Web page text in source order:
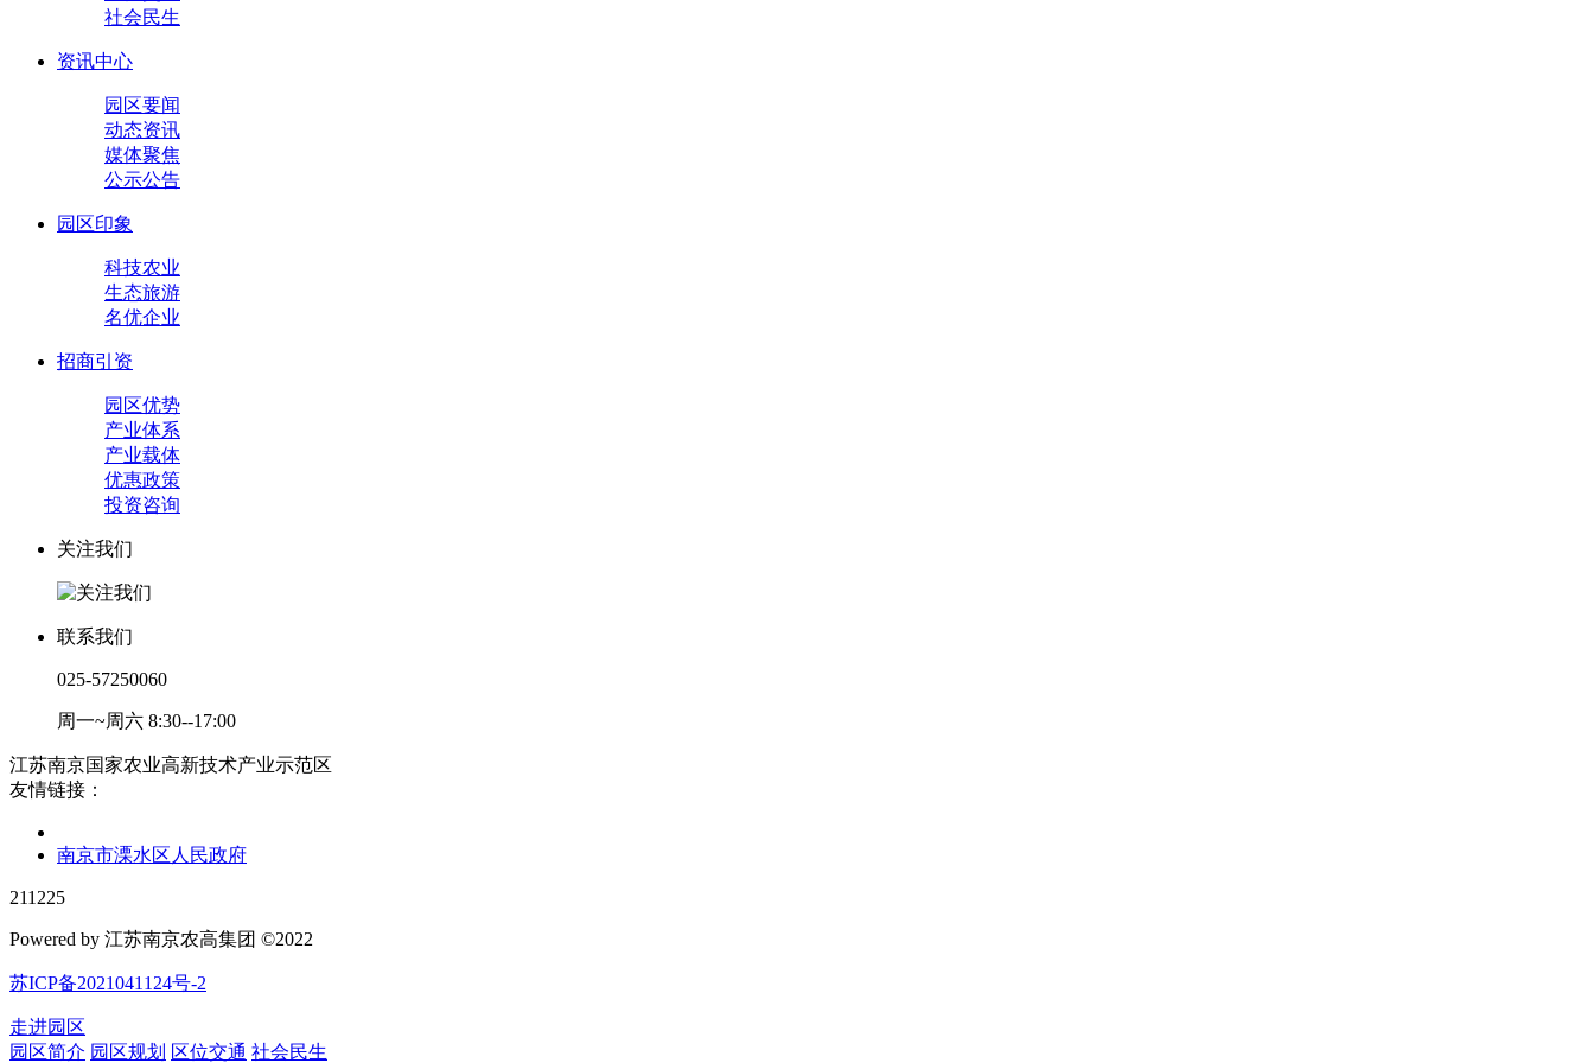
社会民生
资讯中心
园区要闻
动态资讯
媒体聚焦
公示公告
园区印象
科技农业
生态旅游
名优企业
招商引资
园区优势
产业体系
产业载体
优惠政策
投资咨询
关注我们
联系我们
025-57250060
周一~周六 8:30--17:00
江苏南京国家农业高新技术产业示范区
友情链接：
南京市溧水区人民政府
211225
Powered by 江苏南京农高集团 ©2022
苏ICP备2021041124号-2
走进园区
园区简介 园区规划 区位交通 社会民生